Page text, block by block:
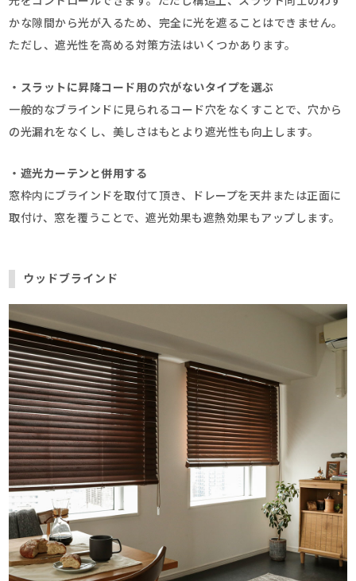
かな隙間から光が入るため、完全に光を遮ることはできません。
ただし、遮光性を高める対策方法はいくつかあります。
・スラットに昇降コード用の穴がないタイプを選ぶ
一般的なブラインドに見られるコード穴をなくすことで、穴から
の光漏れをなくし、美しさはもとより遮光性も向上します。
・遮光カーテンと併用する
窓枠内にブラインドを取付て頂き、ドレープを天井または正面に
取付け、窓を覆うことで、遮光効果も遮熱効果もアップします。
ウッドブラインド